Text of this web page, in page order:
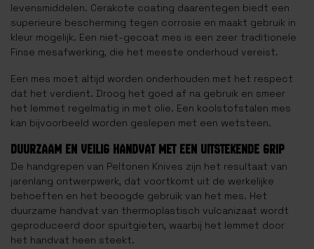
levensmiddelen. Cerakote coating daarentegen biedt een
superieure bescherming tegen corrosie en maakt gebruik in
kleur mogelijk. Een niet-gecoat mes is een zeer traditionele
Finse mesafwerking, die het meeste onderhoud vereist.
Een mes moet altijd worden onderhouden met het respect
dat het verdient. Droog het goed af na gebruik en smeer
het lemmet regelmatig in met olie. Een koolstofstalen mes
kan bijvoorbeeld worden geslepen met een wetsteen.
DUURZAAM EN VEILIG HANDVAT MET EEN UITSTEKENDE GRIP
De handgrepen van Peltonen Knives zijn het resultaat van
jarenlang ontwerpwerk, dat voortkomt uit de werkelijke
behoeften en het beoogde gebruik van het mes. Het
duurzame handvat van thermoplastisch vulcanizaat wordt
geproduceerd door spuitgieten, waarbij het lemmet door
het handvat heen steekt.